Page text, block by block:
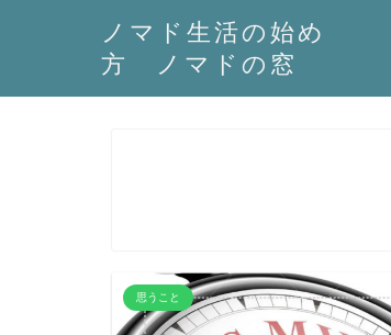
ノマド生活の始め
方 ノマドの窓
思うこと